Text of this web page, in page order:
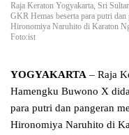
Raja Keraton Yogyakarta, Sri
GKR Hemas beserta para putri
Hironomiya Naruhito di Karaton
Foto:ist
YOGYAKARTA – Raja
Hamengku Buwono X
para putri dan pangeran
Hironomiya Naruhito di